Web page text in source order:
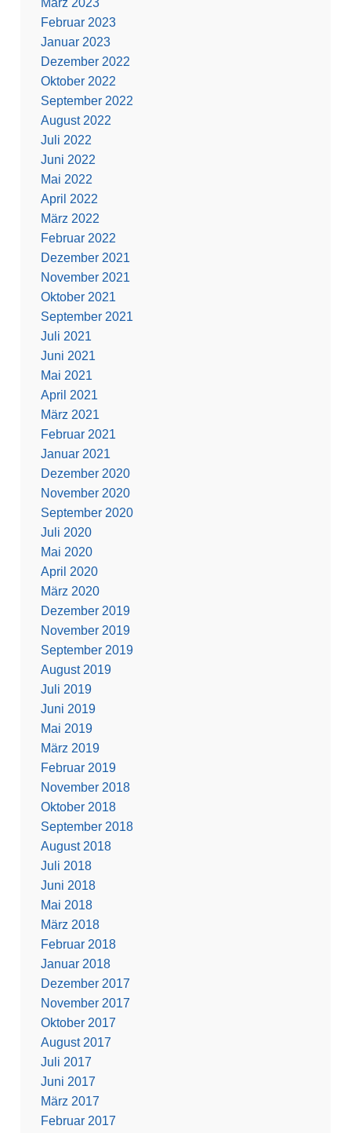
März 2023
Februar 2023
Januar 2023
Dezember 2022
Oktober 2022
September 2022
August 2022
Juli 2022
Juni 2022
Mai 2022
April 2022
März 2022
Februar 2022
Dezember 2021
November 2021
Oktober 2021
September 2021
Juli 2021
Juni 2021
Mai 2021
April 2021
März 2021
Februar 2021
Januar 2021
Dezember 2020
November 2020
September 2020
Juli 2020
Mai 2020
April 2020
März 2020
Dezember 2019
November 2019
September 2019
August 2019
Juli 2019
Juni 2019
Mai 2019
März 2019
Februar 2019
November 2018
Oktober 2018
September 2018
August 2018
Juli 2018
Juni 2018
Mai 2018
März 2018
Februar 2018
Januar 2018
Dezember 2017
November 2017
Oktober 2017
August 2017
Juli 2017
Juni 2017
März 2017
Februar 2017